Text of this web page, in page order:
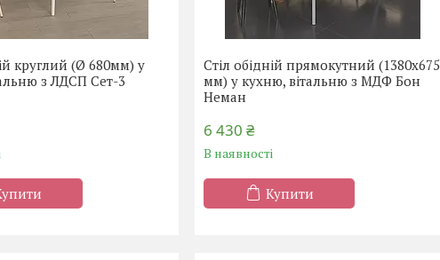
круглий (Ø 680мм) у
з ЛДСП Сет-3
Стіл обідній прямокутний (1380х675
мм) у кухню, вітальню з МДФ Бон
Неман
6 430 ₴
В наявності
Купити